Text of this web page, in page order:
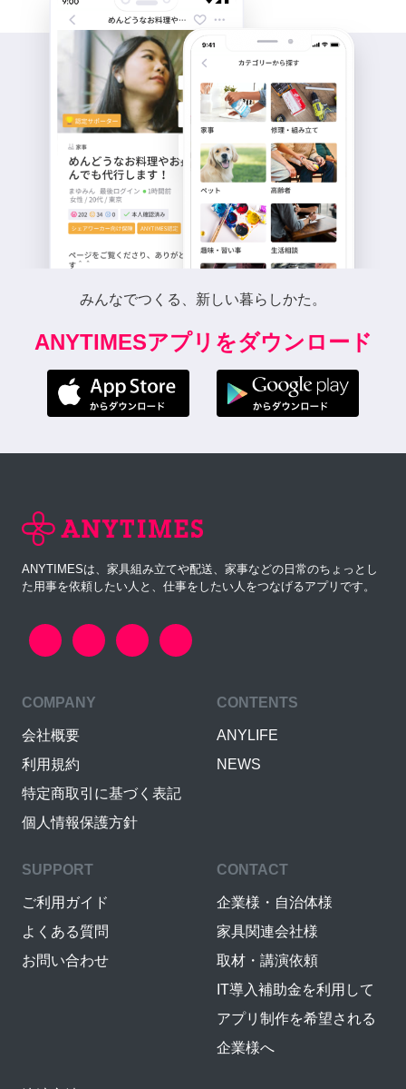
みんなでつくる、新しい暮らしかた。
ANYTIMESアプリをダウンロード
ANYTIMESは、家具組み立てや配送、家事などの日常のちょっとし
た用事を依頼したい人と、仕事をしたい人をつなげるアプリです。
COMPANY
会社概要
利用規約
特定商取引に基づく表記
個人情報保護方針
CONTENTS
ANYLIFE
NEWS
SUPPORT
ご利用ガイド
よくある質問
お問い合わせ
CONTACT
企業様・自治体様
家具関連会社様
取材・講演依頼
IT導入補助金を利用して
アプリ制作を希望される
企業様へ